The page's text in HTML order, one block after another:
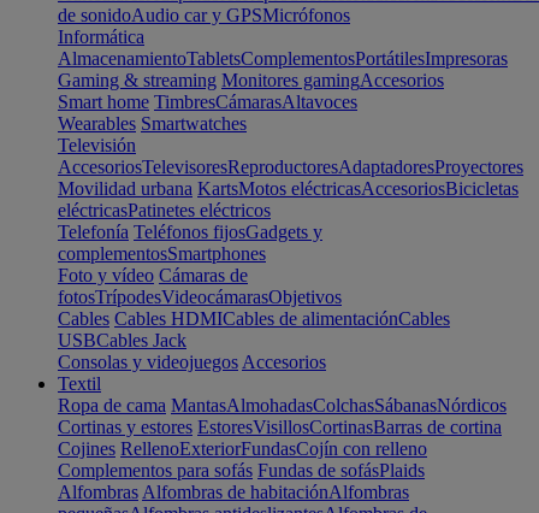
de sonidoAudio car y GPSMicrófonos
Informática
AlmacenamientoTabletsComplementosPortátilesImpresoras
Gaming & streaming Monitores gamingAccesorios
Smart home TimbresCámarasAltavoces
Wearables Smartwatches
Televisión
AccesoriosTelevisoresReproductoresAdaptadoresProyectores
Movilidad urbana KartsMotos eléctricasAccesoriosBicicletas
eléctricasPatinetes eléctricos
Telefonía Teléfonos fijosGadgets y
complementosSmartphones
Foto y vídeo Cámaras de
fotosTrípodesVideocámarasObjetivos
Cables Cables HDMICables de alimentaciónCables
USBCables Jack
Consolas y videojuegos Accesorios
Textil
Ropa de cama MantasAlmohadasColchasSábanasNórdicos
Cortinas y estores EstoresVisillosCortinasBarras de cortina
Cojines RellenoExteriorFundasCojín con relleno
Complementos para sofás Fundas de sofásPlaids
Alfombras Alfombras de habitaciónAlfombras